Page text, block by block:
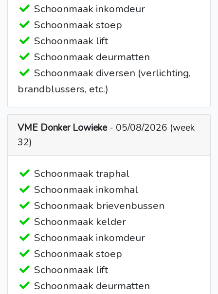
Schoonmaak inkomdeur
Schoonmaak stoep
Schoonmaak lift
Schoonmaak deurmatten
Schoonmaak diversen (verlichting,
brandblussers, etc.)
VME Donker Lowieke- 05/08/2026 (week
32)
Schoonmaak traphal
Schoonmaak inkomhal
Schoonmaak brievenbussen
Schoonmaak kelder
Schoonmaak inkomdeur
Schoonmaak stoep
Schoonmaak lift
Schoonmaak deurmatten